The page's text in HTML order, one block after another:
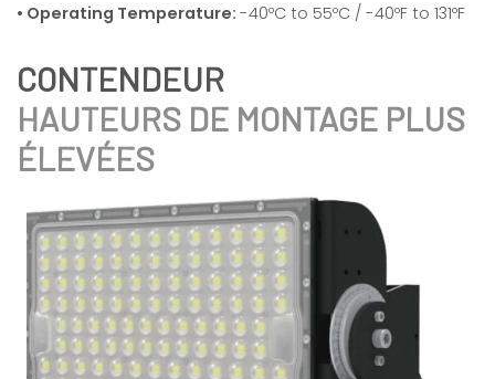
• Operating Temperature: -40ºC to 55ºC / -40ºF to 131ºF
HAUTEURS DE MONTAGE PLUS
ÉLEVÉES